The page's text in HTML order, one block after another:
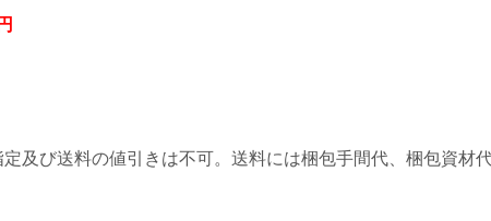
及び送料の値引きは不可。送料には梱包手間代、梱包資材